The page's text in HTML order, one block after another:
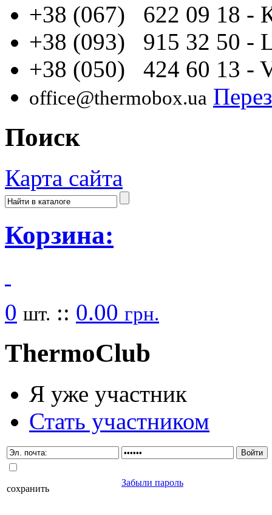
+38 (067) 622 09 18 -
+38 (093) 915 32 50 -
+38 (050) 424 60 13 -
office@thermobox.ua
Поиск
Карта сайта
Корзина:
0 шт. :: 0.00 грн.
ThermoClub
Я уже участник
Стать участником
сохранить
Забыли пароль